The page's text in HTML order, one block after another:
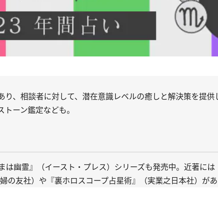
、相談者に対して、潜在意識レベルの癒しと解決策を提供
ーン鑑定なども。
は幽霊』（イースト・プレス）シリーズも発売中。近著には
の友社）や『裏ホロスコープ占星術』（実業之日本社）が